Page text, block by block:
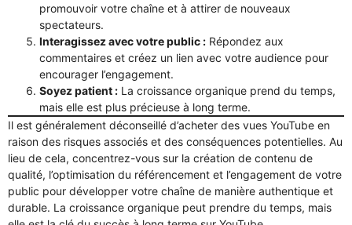
promouvoir votre chaîne et à attirer de nouveaux
spectateurs.
Interagissez avec votre public : Répondez aux
commentaires et créez un lien avec votre audience pour
encourager l’engagement.
Soyez patient : La croissance organique prend du temps,
mais elle est plus précieuse à long terme.
Il est généralement déconseillé d’acheter des vues YouTube en
raison des risques associés et des conséquences potentielles. Au
lieu de cela, concentrez-vous sur la création de contenu de
qualité, l’optimisation du référencement et l’engagement de votre
public pour développer votre chaîne de manière authentique et
durable. La croissance organique peut prendre du temps, mais